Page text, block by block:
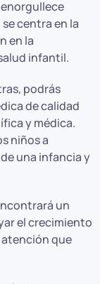
centra en la
en la
infantil.
podrás
de calidad
y médica.
niños a
una infancia y
un
el crecimiento
que